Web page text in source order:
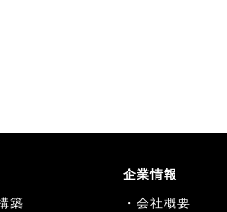
築
企業情報
・会社概要